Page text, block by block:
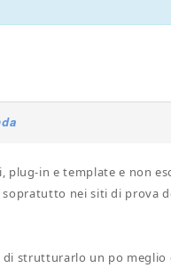
in e template e non
nei siti di prova
strutturarlo un po meglio